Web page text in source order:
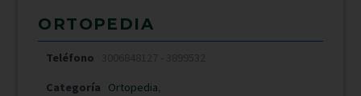
ORTOPEDIA
Teléfono
Categoría Ortopedia